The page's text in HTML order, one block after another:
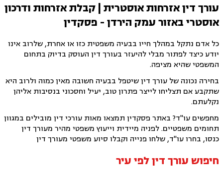
עורך דין אזרחות אוסטרית | קבלת אזרחות ודרכון
אוסטרי באזור עמק הירדן - פסקדין
כל אדם נתקל במהלך חייו בבעיה משפטית כזו או אחרת, שלרוב אינו
יודע כיצד לפתור מבלי להיעזר בעורך דין העוסק בדיוק בתחום
המשפטי שהיא מציפה.
בחירה נכונה של עורך דין שיטפל בבעיה חשובה מאין כמוה ולרוב היא
שתקבע אם תצליחו לייצר פתרון טוב, יעיל וחסכוני בנסיבות אליהן
נקלעתם.
מחפשים עו"ד? באתר פסקדין תמצאו מאות עורכי דין מובילים במגוון
תחומים משפטיים. לפניה מיידית וייעוץ משפטי מהיר מעורך דין
כנסו, בחרו עו"ד, שלחו פנייה וקבלו סיוע משפטי מעורך דין
חיפוש עורך דין לפי עיר